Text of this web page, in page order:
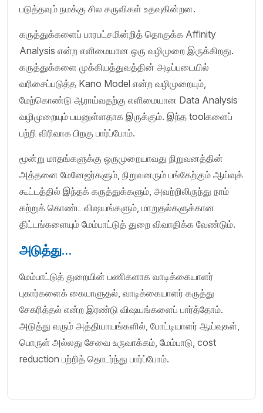
படுத்தவும் நமக்கு சில கருவிகள் உதவுகின்றன.
கருத்துக்களைப் பாரபட்சமின்றித் தொகுக்க Affinity
Analysis என்ற எளிமையான ஒரு வழிமுறை இருக்கிறது.
கருத்துக்களை முக்கியத்துவத்தின் அடிப்படையில்
வரிசைப்படுத்த Kano Model என்ற வழிமுறையும்,
மேற்கொண்டு ஆராய்வதற்கு எளிமையான Data Analysis
வழிமுறையும் பயனுள்ளதாக இருக்கும். இந்த toolகளைப்
பற்றி விரிவாக பிறகு பார்ப்போம்.
மூன்று மாதங்களுக்கு ஒருமுறையாவது நிறுவனத்தின்
அத்தனை மேனேஜர்களும், நிறுவனரும் பங்கேற்கும் ஆய்வுக்
கூட்டத்தில் இந்தக் கருத்துக்களும், அவற்றிலிருந்து நாம்
கற்றுக் கொண்ட விஷயங்களும், மாறுதல்களுக்கான
திட்டங்களையும் மேம்பாட்டுத் துறை விவாதிக்க வேண்டும்.
அடுத்து…
மேம்பாட்டுத் துறையின் பணிகளாக வாடிக்கையாளர்
புகார்களைக் கையாளுதல், வாடிக்கையாளர் கருத்து
சேகரித்தல் என்ற இரண்டு விஷயங்களைப் பார்த்தோம்.
அடுத்து வரும் அத்தியாயங்களில், போட்டியாளர் ஆய்வுகள்,
பொருள் அல்லது சேவை உருவாக்கம், மேம்பாடு, cost
reduction பற்றித் தொடர்ந்து பார்ப்போம்.